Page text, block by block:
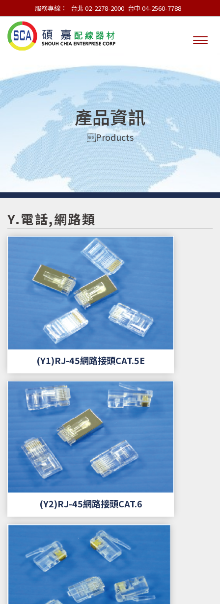
服務專線： 台北 02-2278-2000 台中 04-2560-7788
產品資訊
Products
Y.電話,網路類
(Y1)RJ-45網路接頭CAT.5E
(Y2)RJ-45網路接頭CAT.6